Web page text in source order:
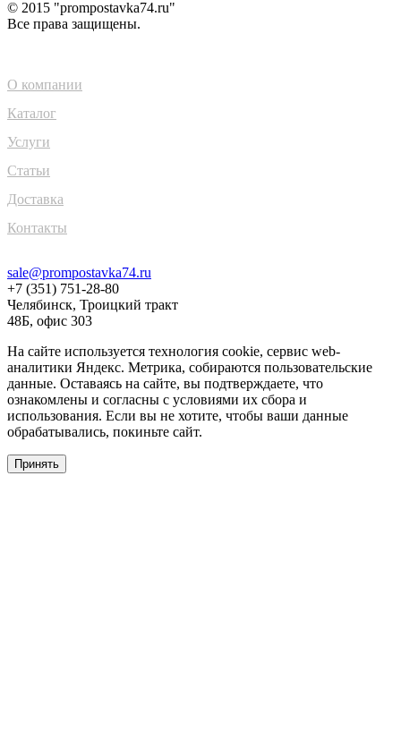
© 2015 "prompostavka74.ru"
Все права защищены.
О компании
Каталог
Услуги
Статьи
Доставка
Контакты
sale@prompostavka74.ru
+7 (351) 751-28-80
Челябинск, Троицкий тракт
48Б, офис 303
На сайте используется технология cookie, сервис web-
аналитики Яндекс. Метрика, собираются пользовательские
данные. Оставаясь на сайте, вы подтверждаете, что
ознакомлены и согласны с условиями их сбора и
использования. Если вы не хотите, чтобы ваши данные
обрабатывались, покиньте сайт.
Принять